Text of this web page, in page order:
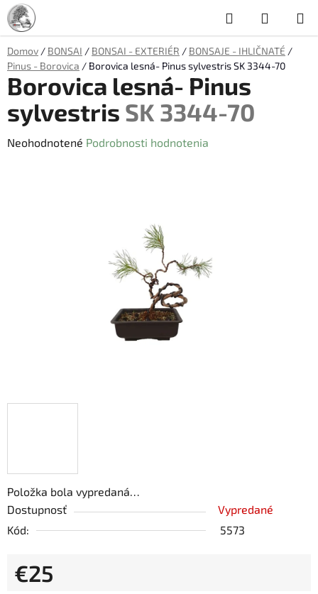
Prejsť
na
obsah
Hľadať
KOŠÍK
Domov / BONSAI / BONSAI - EXTERIÉR / BONSAJE - IHLIČNATÉ /
Pinus - Borovica / Borovica lesná- Pinus sylvestrisSK 3344-70
Položka bola vypredaná…
Dostupnosť
Vypredané
Kód:
5573
€25
Borovica lesná- Pinus
sylvestris SK 3344-70
Priemerné
Neohodnotené Podrobnosti hodnotenia